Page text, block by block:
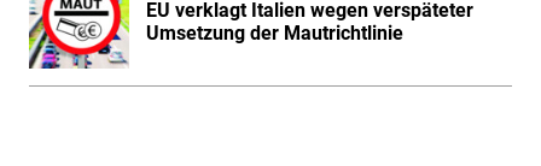
EU verklagt Italien wegen verspäteter
Umsetzung der Mautrichtlinie